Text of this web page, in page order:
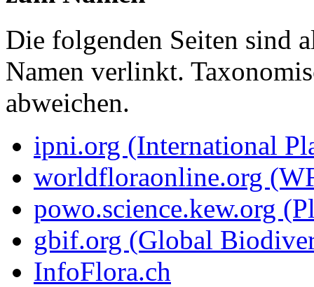
Die folgenden Seiten sind
Namen verlinkt.
abweichen.
ipni.org (International
worldfloraonline.org
powo.science.kew.org
gbif.org (Global
InfoFlora.ch